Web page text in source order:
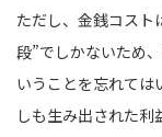
ただし、金銭コスト
段”でしかないため
いうことを忘れては
しも生み出された